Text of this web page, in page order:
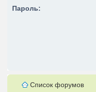
Пароль:
Список форумов